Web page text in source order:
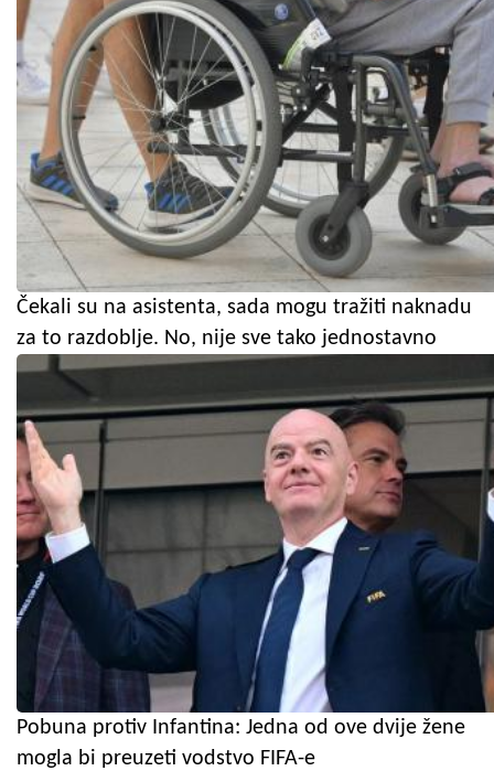
Čekali su na asistenta, sada mogu tražiti naknadu
za to razdoblje. No, nije sve tako jednostavno
Pobuna protiv Infantina: Jedna od ove dvije žene
mogla bi preuzeti vodstvo FIFA-e